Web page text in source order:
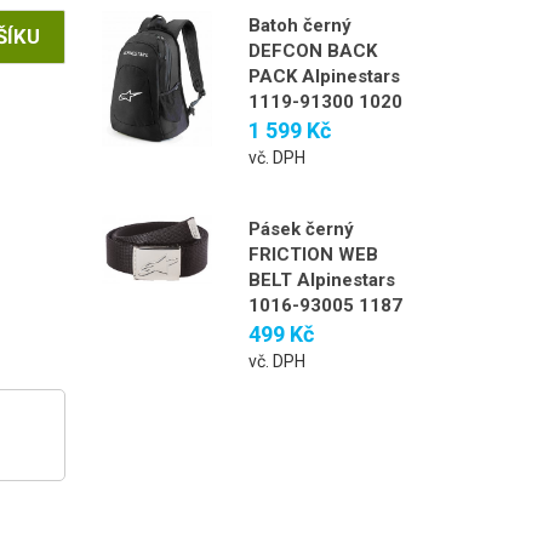
Batoh černý
DEFCON BACK
PACK Alpinestars
1119-91300 1020
1 599 Kč
vč. DPH
Pásek černý
FRICTION WEB
BELT Alpinestars
1016-93005 1187
499 Kč
vč. DPH